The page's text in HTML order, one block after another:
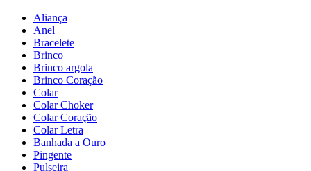
Aliança
Anel
Bracelete
Brinco
Brinco argola
Brinco Coração
Colar
Colar Choker
Colar Coração
Colar Letra
Banhada a Ouro
Pingente
Pulseira